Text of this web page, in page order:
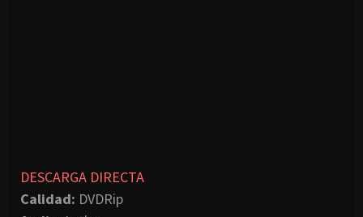
DESCARGA DIRECTA
Calidad: DVDRip